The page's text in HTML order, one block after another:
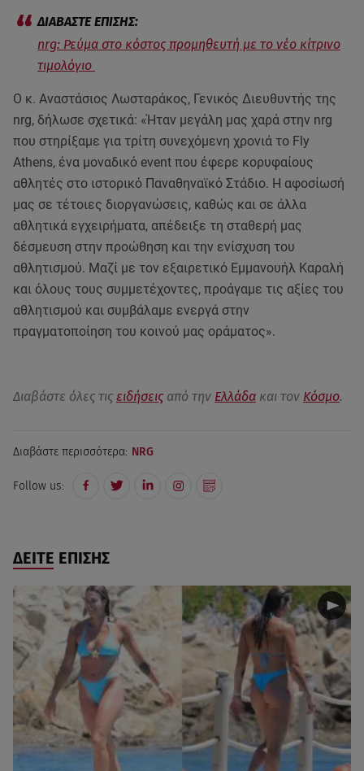
nrg: Ρεύμα στο κόστος προμηθευτή με το νέο κίτρινο
τιμολόγιο
Ο κ. Αναστάσιος Λωσταράκος, Γενικός Διευθυντής της
nrg, δήλωσε σχετικά: «Ήταν μεγάλη μας χαρά στην nrg
που στηρίξαμε για τρίτη συνεχόμενη χρονιά το Fly
Athens, ένα μοναδικό event που έφερε κορυφαίους
αθλητές στο ιστορικό Παναθηναϊκό Στάδιο. Η αφοσίωσή
μας σε τέτοιες διοργανώσεις, καθώς και σε άλλα
αθλητικά εγχειρήματα, απέδειξε τη σταθερή μας
δέσμευση στην προώθηση και την ενίσχυση του
αθλητισμού. Μαζί με τον εξαιρετικό Εμμανουήλ Καραλή
και όλους τους συμμετέχοντες, προάγαμε τις αξίες του
αθλητισμού και συμβάλαμε ενεργά στην
πραγματοποίηση του κοινού μας οράματος».
Διαβάστε όλες τις ειδήσεις από την Ελλάδα και τον Κόσμο.
Διαβάστε περισσότερα: NRG
Follow us:
ΔΕΙΤΕ ΕΠΙΣΗΣ